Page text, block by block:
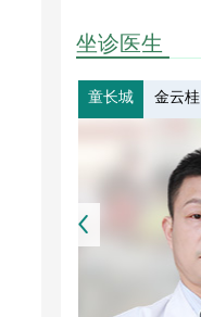
坐诊医生
童长城 金云桂